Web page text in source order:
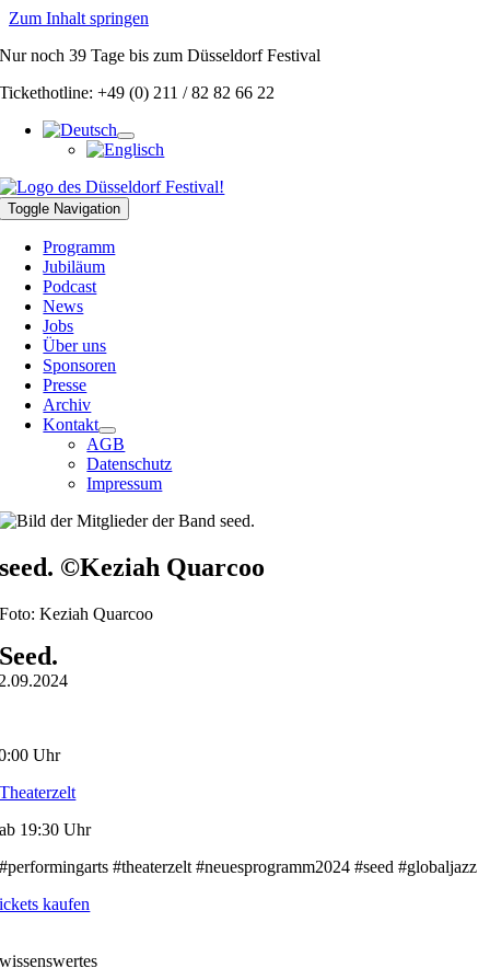
Zum Inhalt springen
Nur noch39 Tagebis zum Düsseldorf Festival
Tickethotline: +49 (0) 211 / 82 82 66 22
Toggle Navigation
Programm
Jubiläum
Podcast
News
Jobs
Über uns
Sponsoren
Presse
Archiv
Kontakt
AGB
Datenschutz
Impressum
seed. ©Keziah Quarcoo
Foto: Keziah Quarcoo
Seed.
Uhr
Theaterzelt
ab 19:30 Uhr
#performingarts #theaterzelt #neuesprogramm2024 #seed #globaljazz
kaufen
wissenswertes